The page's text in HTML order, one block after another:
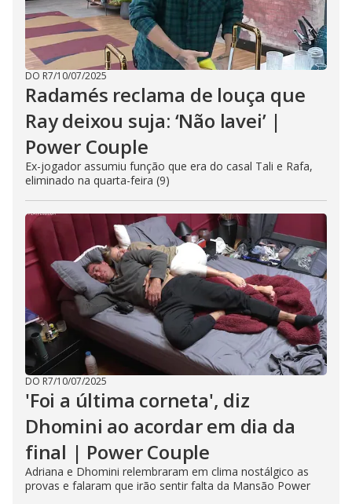
DO R7/10/07/2025
Radamés reclama de louça que
Ray deixou suja: ‘Não lavei’ |
Power Couple
Ex-jogador assumiu função que era do casal Tali e Rafa,
eliminado na quarta-feira (9)
DO R7/10/07/2025
'Foi a última corneta', diz
Dhomini ao acordar em dia da
final | Power Couple
Adriana e Dhomini relembraram em clima nostálgico as
provas e falaram que irão sentir falta da Mansão Power